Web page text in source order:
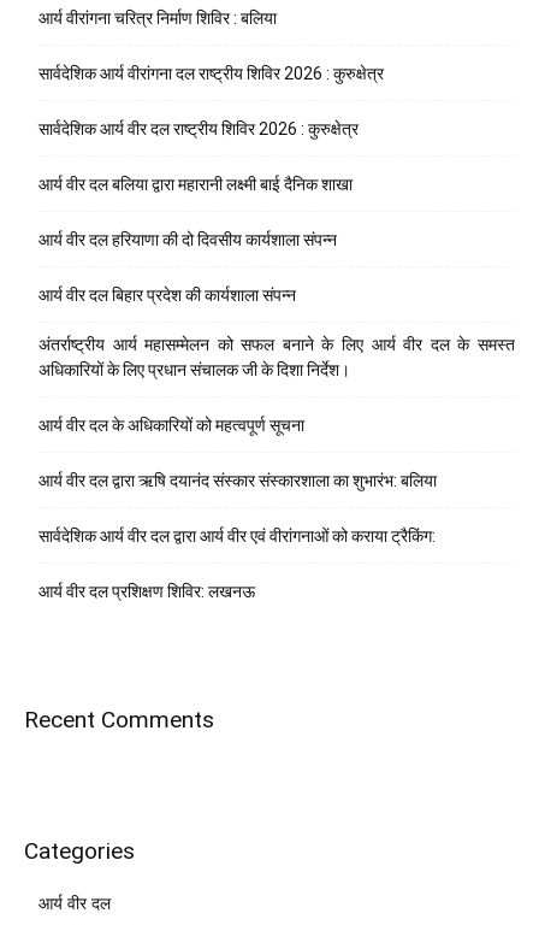
आर्य वीरांगना चरित्र निर्माण शिविर : बलिया
सार्वदेशिक आर्य वीरांगना दल राष्ट्रीय शिविर 2026 : कुरुक्षेत्र
सार्वदेशिक आर्य वीर दल राष्ट्रीय शिविर 2026 : कुरुक्षेत्र
आर्य वीर दल बलिया द्वारा महारानी लक्ष्मी बाई दैनिक शाखा
आर्य वीर दल हरियाणा की दो दिवसीय कार्यशाला संपन्न
आर्य वीर दल बिहार प्रदेश की कार्यशाला संपन्न
अंतर्राष्ट्रीय आर्य महासम्मेलन को सफल बनाने के लिए आर्य वीर दल के समस्त
अधिकारियों के लिए प्रधान संचालक जी के दिशा निर्देश।
आर्य वीर दल के अधिकारियों को महत्वपूर्ण सूचना
आर्य वीर दल द्वारा ऋषि दयानंद संस्कार संस्कारशाला का शुभारंभ: बलिया
सार्वदेशिक आर्य वीर दल द्वारा आर्य वीर एवं वीरांगनाओं को कराया ट्रैकिंग:
आर्य वीर दल प्रशिक्षण शिविर: लखनऊ
Recent Comments
Categories
आर्य वीर दल